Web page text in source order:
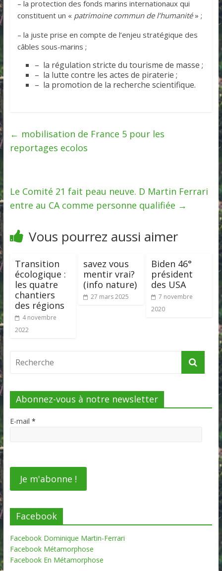
– la protection des fonds marins internationaux qui
constituent un « patrimoine commun de l’humanité » ;
– la juste prise en compte de l’enjeu stratégique des
câbles sous-marins ;
– la régulation stricte du tourisme de masse ;
– la lutte contre les actes de piraterie ;
– la promotion de la recherche scientifique.
← mobilisation de France 5 pour les
reportages ecolos
Le Comité 21 fait peau neuve. D Martin Ferrari
entre au CA comme personne qualifiée →
Vous pourrez aussi aimer
Transition
écologique :
les quatre
chantiers
des régions
4 novembre
2022
savez vous
mentir vrai?
(info nature)
27 mars 2025
Biden 46°
président
des USA
7 novembre
2020
Abonnez-vous à notre newsletter
E-mail *
Facebook
Facebook Dominique Martin-Ferrari
Facebook Métamorphose
Facebook En Métamorphose